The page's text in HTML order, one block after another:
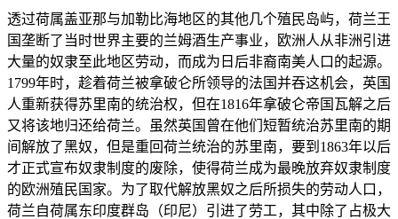
透过荷属盖亚那与加勒比海地区的其他几个殖民岛屿，荷兰王
国垄断了当时世界主要的兰姆酒生产事业，欧洲人从非洲引进
大量的奴隶至此地区劳动，而成为日后非裔南美人口的起源。
1799年时，趁着荷兰被拿破仑所领导的法国并吞这机会，英国
人重新获得苏里南的统治权，但在1816年拿破仑帝国瓦解之后
又将该地归还给荷兰。虽然英国曾在他们短暂统治苏里南的期
间解放了黑奴，但是重回荷兰统治的苏里南，要到1863年以后
才正式宣布奴隶制度的废除，使得荷兰成为最晚放弃奴隶制度
的欧洲殖民国家。为了取代解放黑奴之后所损失的劳动人口，
荷兰自荷属东印度群岛（印尼）引进了劳工，其中除了占极大